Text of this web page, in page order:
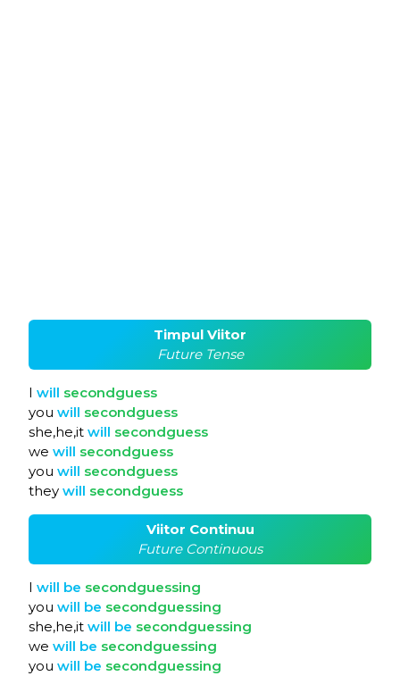
Timpul Viitor
Future Tense
I will secondguess
you will secondguess
she,he,it will secondguess
we will secondguess
you will secondguess
they will secondguess
Viitor Continuu
Future Continuous
I will be secondguessing
you will be secondguessing
she,he,it will be secondguessing
we will be secondguessing
you will be secondguessing